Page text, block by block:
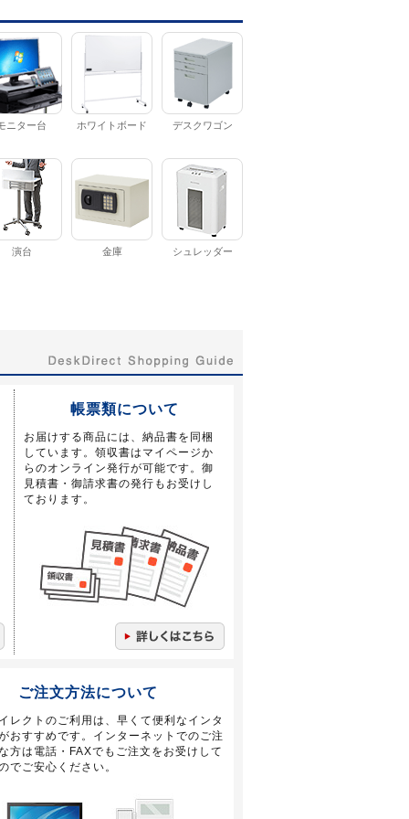
ニター台 ホワイトボード デスクワゴン
演台 金庫 シュレッダー
帳票類について
お届けする商品には、納品書を同梱
しています。領収書はマイページか
らのオンライン発行が可能です。御
見積書・御請求書の発行もお受けし
ております。
ご注文方法について
レクトのご利用は、早くて便利なインタ
おすすめです。インターネットでのご注
方は電話・FAXでもご注文をお受けして
でご安心ください。